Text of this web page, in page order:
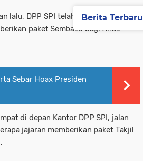
lalu, DPP SPI telah berbagi berkah di
paket Sembako bagi Anak
Sebar Hoax Presiden
di depan Kantor DPP SPI, jalan
jajaran memberikan paket Takjil
Berita Terbaru